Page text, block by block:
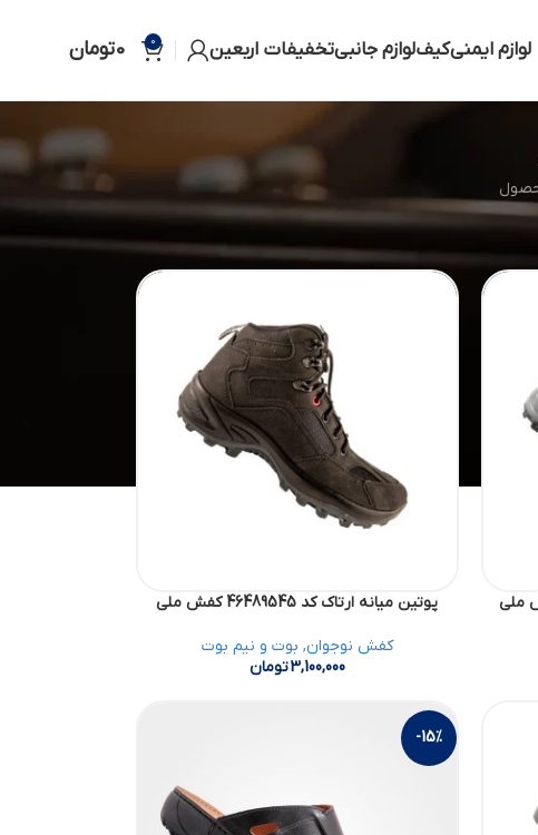
لوازم ایمنیکیفلوازم جانبیتخفیفات اربعین 0
0تومان
نمایش 18
24
پوتین میانه ارتاک کد 46489545 کفش ملی
کفش نوجوان, بوت و نیم بوت
3,100,000تومان
-15%